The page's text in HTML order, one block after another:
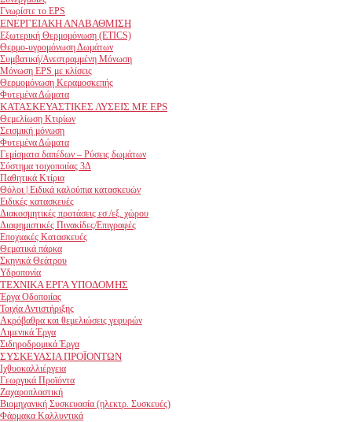
Γνωρίστε το EPS
ΕΝΕΡΓΕΙΑΚΗ ΑΝΑΒΑΘΜΙΣΗ
Εξωτερική Θερμομόνωση (ETICS)
Θερμο-υγρομόνωση Δωμάτων
Συμβατική/Ανεστραμμένη Μόνωση
Μόνωση EPS με κλίσεις
Θερμομόνωση Κεραμοσκεπής
Φυτεμένα Δώματα
ΚΑΤΑΣΚΕΥΑΣΤΙΚΕΣ ΛΥΣΕΙΣ ΜΕ EPS
Θεμελίωση Κτιρίων
Σεισμική μόνωση
Φυτεμένα Δώματα
Γεμίσματα δαπέδων – Ρύσεις δωμάτων
Σύστημα τοιχοποιίας 3Δ
Παθητικά Κτίρια
Θόλοι | Ειδικά καλούπια κατασκευών
Ειδικές κατασκευές
Διακοσμητικές προτάσεις εσ./εξ. χώρου
Διαφημιστικές Πινακίδες/Επιγραφές
Εποχιακές Κατασκευές
Θεματικά πάρκα
Σκηνικά Θεάτρου
Υδροπονία
ΤΕΧΝΙΚΑ ΕΡΓΑ ΥΠΟΔΟΜΗΣ
Έργα Οδοποιίας
Τοιχία Αντιστήριξης
Ακρόβαθρα και θεμελιώσεις γεφυρών
Λιμενικά Έργα
Σιδηροδρομικά Έργα
ΣΥΣΚΕΥΑΣΙΑ ΠΡΟΪΟΝΤΩΝ
Ιχθυοκαλλιέργεια
Γεωργικά Προϊόντα
Ζαχαροπλαστική
Βιομηχανική Συσκευασία (ηλεκτρ. Συσκευές)
Φάρμακα Καλλυντικά